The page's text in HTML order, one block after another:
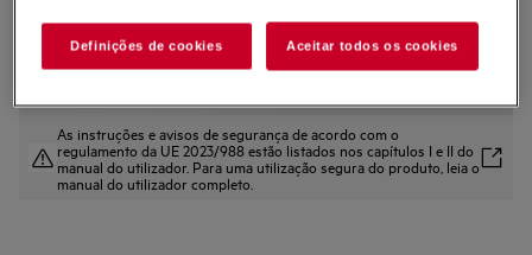
Personalize a duração dos ciclos de lavagem com o botão TimeSave.
As instruções e avisos de segurança de acordo com o
regulamento da UE 2023/988 estão listados nos capítulos I e II do
manual do utilizador. Para uma utilização segura do produto, leia o
manual do utilizador completo.
Definições de cookies Aceitar todos os cookies